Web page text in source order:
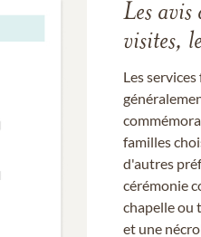
Les avis
visites,
Les
familles
d'autres
cérémonie
chapelle ou
et une